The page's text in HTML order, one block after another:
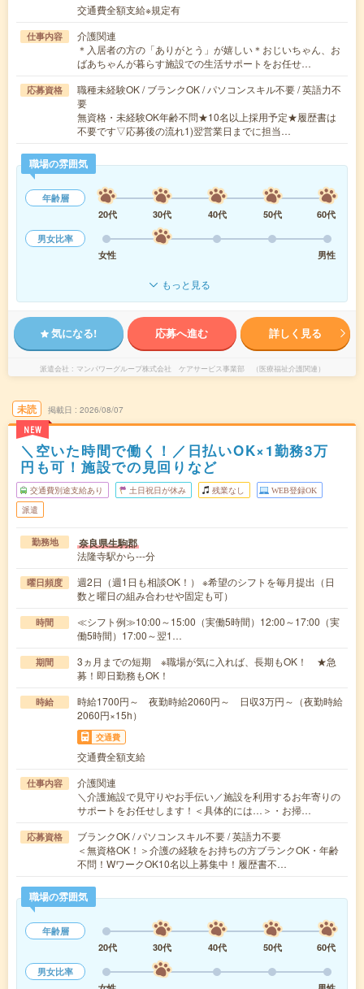
交通費全額支給※規定有
仕事内容
介護関連
＊入居者の方の「ありがとう」が嬉しい＊おじいちゃん、お
ばあちゃんが暮らす施設での生活サポートをお任せ…
応募資格
職種未経験OK / ブランクOK / パソコンスキル不要 / 英語力不
要
無資格・未経験OK年齢不問★10名以上採用予定★履歴書は
不要です▽応募後の流れ1)翌営業日までに担当…
職場の雰囲気
年齢層
20代
30代 40代 50代
60代
男女比率
女性
男性
もっと見る
気になる! 応募へ進む 詳しく見る
派遣会社 マンパワーグループ株式会社 ケアサービス事業部 （医療福祉介護関連）
未読
NEW
掲載日 2026/08/07
＼空いた時間で働く！／日払いOK×1勤務3万
円も可！施設での見回りなど
交通費別途支給あり 土日祝日が休み 残業なし WEB登録OK
派遣
勤務地 奈良県生駒郡
法隆寺駅から---分
曜日頻度
週2日（週1日も相談OK！） ※希望のシフトを毎月提出（日
数と曜日の組み合わせや固定も可）
時間
≪シフト例≫10:00～15:00（実働5時間）12:00～17:00（実
働5時間）17:00～翌1…
期間
3ヵ月までの短期 ※職場が気に入れば、長期もOK！ ★急
募！即日勤務もOK！
時給
時給1700円～ 夜勤時給2060円～ 日収3万円～（夜勤時給
2060円×15h）
交通費
交通費全額支給
仕事内容
介護関連
＼介護施設で見守りやお手伝い／施設を利用するお年寄りの
サポートをお任せします！＜具体的には…＞・お掃…
応募資格
ブランクOK / パソコンスキル不要 / 英語力不要
＜無資格OK！＞介護の経験をお持ちの方ブランクOK・年齢
不問！WワークOK10名以上募集中！履歴書不…
職場の雰囲気
年齢層
20代
30代 40代 50代
60代
男女比率